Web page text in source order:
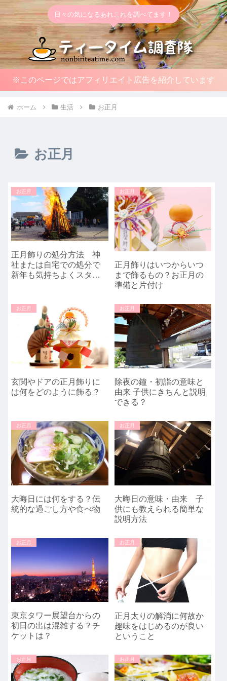
日々の気になるあれこれを調べてます！
※このページではアフィリエイト広告を紹介しています
ホーム 生活 お正月
お正月
お正月
正月飾りの処分方法 神
社または自宅での処分で
新年も気持ちよくスター
お正月
正月飾りはいつからいつ
まで飾るもの？お正月の
準備と片付け
お正月
玄関やドアの正月飾りに
は何をどのように飾る？
お正月
除夜の鐘・初詣の意味と
由来 子供にきちんと説明
できる？
お正月
大晦日には何をする？伝
統的な過ごし方や食べ物
お正月
大晦日の意味・由来 子
供にも教えられる簡単な
説明方法
お正月
東京タワー展望台からの
初日の出は混雑する？チ
ケットは？
お正月
正月太りの解消に何故か
趣味をはじめるのが良い
ということ
お正月 お正月